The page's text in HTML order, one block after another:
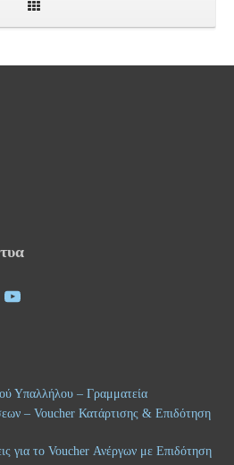
Υπαλλήλου – Γραμματεία
– Voucher Κατάρτισης & Επιδότηση
για το Voucher Ανέργων με Επιδότηση